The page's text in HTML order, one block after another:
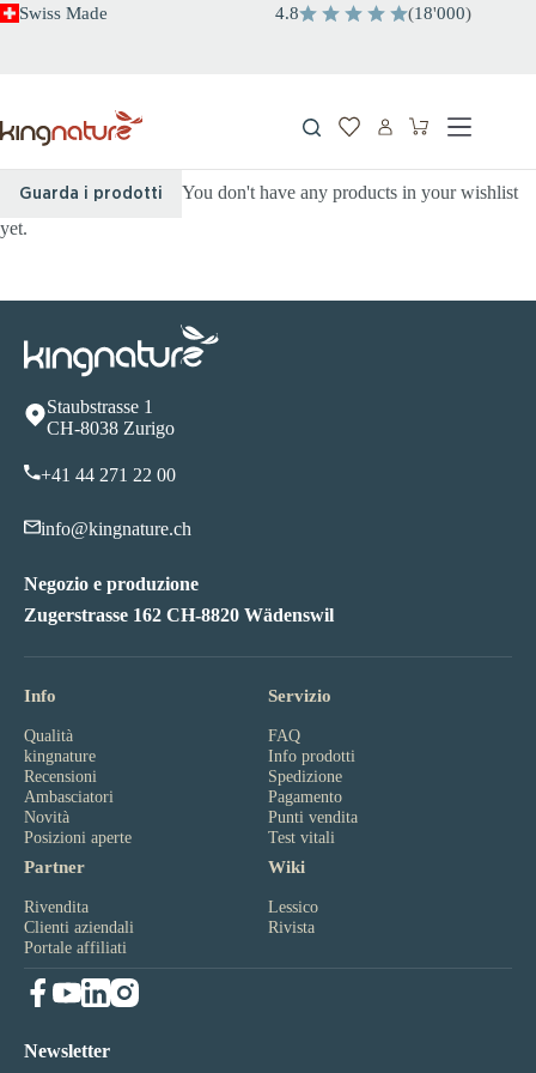
SaltaSwiss Made 4.8 (18'000)
Carrello
Guarda i prodotti
You don't have any products in your wishlist
yet.
Staubstrasse 1
CH-8038 Zurigo
+41 44 271 22 00
info@kingnature.ch
Negozio e produzione
Zugerstrasse 162 CH-8820 Wädenswil
Info
Qualità
kingnature
Recensioni
Ambasciatori
Novità
Posizioni aperte
Servizio
FAQ
Info prodotti
Spedizione
Pagamento
Punti vendita
Test vitali
Partner
Rivendita
Clienti aziendali
Portale affiliati
Wiki
Lessico
Rivista
Newsletter